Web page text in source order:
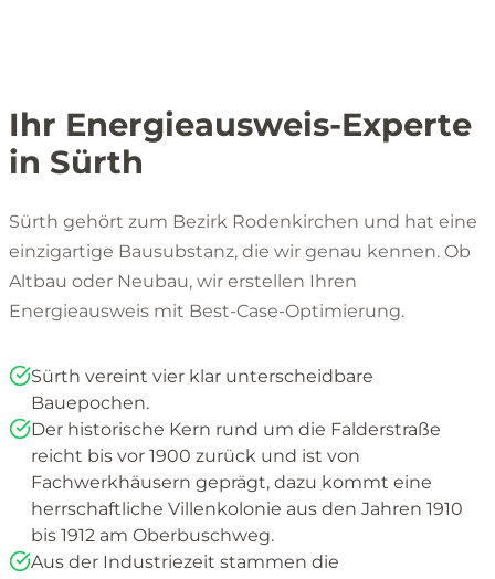
Ihr Energieausweis-Experte
in Sürth
Sürth gehört zum Bezirk Rodenkirchen und hat eine
einzigartige Bausubstanz, die wir genau kennen. Ob
Altbau oder Neubau, wir erstellen Ihren
Energieausweis mit Best-Case-Optimierung.
Sürth vereint vier klar unterscheidbare
Bauepochen.
Der historische Kern rund um die Falderstraße
reicht bis vor 1900 zurück und ist von
Fachwerkhäusern geprägt, dazu kommt eine
herrschaftliche Villenkolonie aus den Jahren 1910
bis 1912 am Oberbuschweg.
Aus der Industriezeit stammen die